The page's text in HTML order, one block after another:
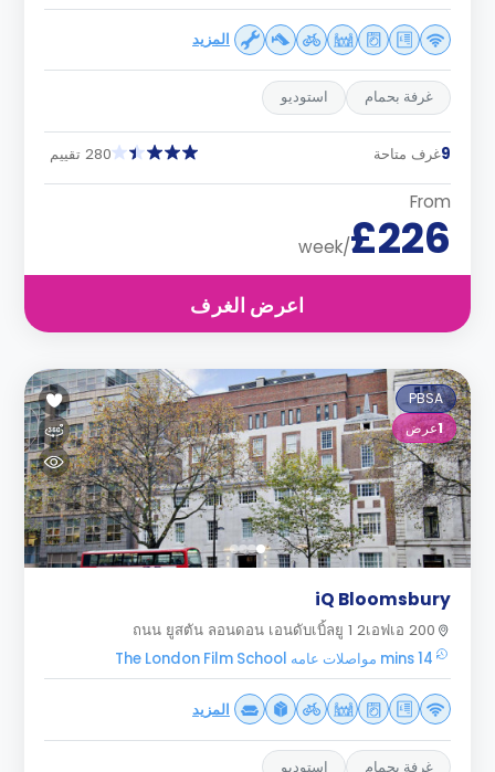
المزيد
غرفة بحمام استوديو
9غرف متاحة 280 تقييم
From
£226
/week
اعرض الغرف
PBSA
1عرض
iQ Bloomsbury
200 ถนน ยูสตัน ลอนดอน เอนดับเบิ้ลยู 1 2เอฟเอ
14 mins مواصلات عامه The London Film School
المزيد
غرفة بحمام استوديو